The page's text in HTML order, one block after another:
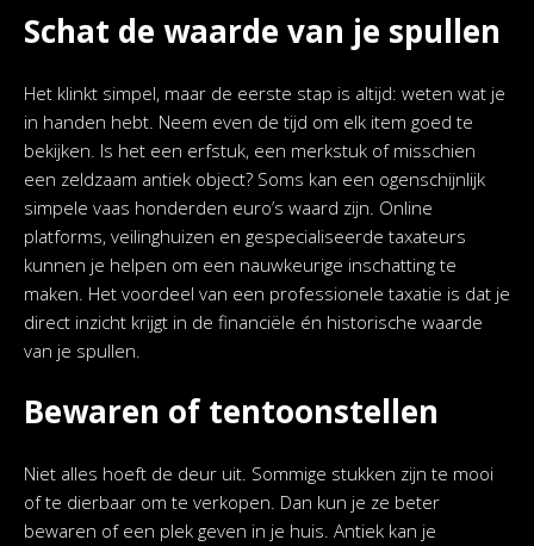
Schat de waarde van je spullen
Het klinkt simpel, maar de eerste stap is altijd: weten wat je
in handen hebt. Neem even de tijd om elk item goed te
bekijken. Is het een erfstuk, een merkstuk of misschien
een zeldzaam antiek object? Soms kan een ogenschijnlijk
simpele vaas honderden euro’s waard zijn. Online
platforms, veilinghuizen en gespecialiseerde taxateurs
kunnen je helpen om een nauwkeurige inschatting te
maken. Het voordeel van een professionele taxatie is dat je
direct inzicht krijgt in de financiële én historische waarde
van je spullen.
Bewaren of tentoonstellen
Niet alles hoeft de deur uit. Sommige stukken zijn te mooi
of te dierbaar om te verkopen. Dan kun je ze beter
bewaren of een plek geven in je huis. Antiek kan je